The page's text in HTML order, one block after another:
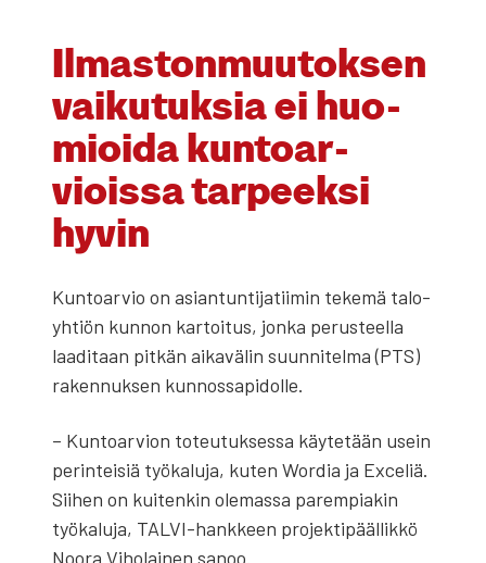
Ilmas­ton­muu­tok­sen
vai­ku­tuk­sia ei huo­
mioi­da kun­toar­
viois­sa tar­peek­si
hyvin
Kun­toar­vio on asian­tun­ti­ja­tii­min teke­mä talo­
yh­tiön kun­non kar­toi­tus, jon­ka perus­teel­la
laa­di­taan pit­kän aika­vä­lin suun­ni­tel­ma (PTS)
raken­nuk­sen kun­nos­sa­pi­dol­le.
– Kun­toar­vion toteu­tuk­ses­sa käy­te­tään usein
perin­tei­siä työ­ka­lu­ja, kuten Wor­dia ja Exce­liä.
Sii­hen on kui­ten­kin ole­mas­sa parem­pia­kin
työ­ka­lu­ja, TAL­VI-hank­keen pro­jek­ti­pääl­lik­kö
Noo­ra Viho­lai­nen sanoo.